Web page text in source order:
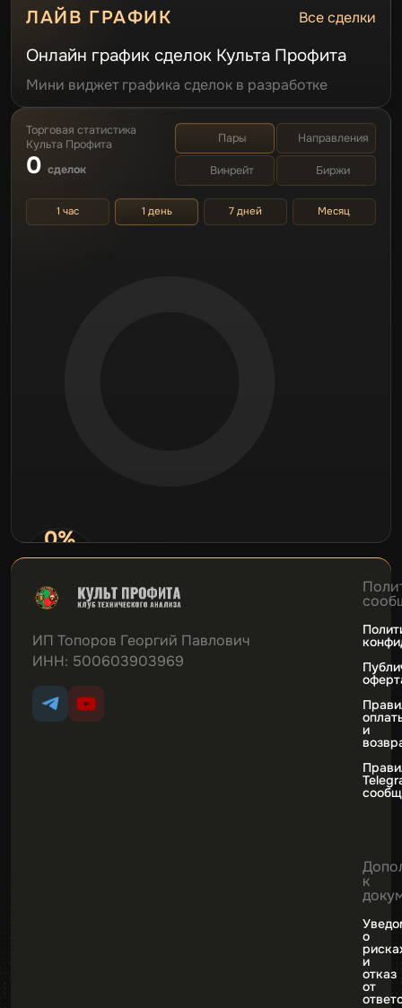
ЛАЙВ ГРАФИК Все сделки
Онлайн график сделок Культа Профита
Мини виджет графика сделок в разработке
Торговая статистика
Культа Профита
0 сделок
Пары Направления
Винрейт Биржи
1 час 1 день 7 дней Месяц
0%
Нет данных
ИП Топоров Георгий Павлович
ИНН: 500603903969
и
к
о
и
отказ
от